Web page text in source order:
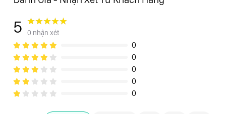
5 0 nhận xét
0
0
0
0
0